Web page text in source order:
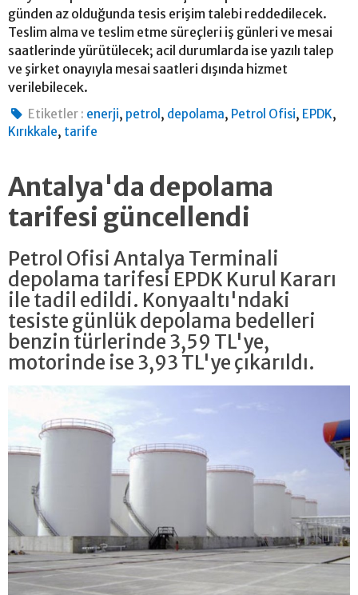
günden az olduğunda tesis erişim talebi reddedilecek.
Teslim alma ve teslim etme süreçleri iş günleri ve mesai
saatlerinde yürütülecek; acil durumlarda ise yazılı talep
ve şirket onayıyla mesai saatleri dışında hizmet
verilebilecek.
Etiketler : enerji, petrol , depolama, Petrol Ofisi, EPDK,
Kırıkkale, tarife
Antalya'da depolama
tarifesi güncellendi
Petrol Ofisi Antalya Terminali
depolama tarifesi EPDK Kurul Kararı
ile tadil edildi. Konyaaltı'ndaki
tesiste günlük depolama bedelleri
benzin türlerinde 3,59 TL'ye,
motorinde ise 3,93 TL'ye çıkarıldı.